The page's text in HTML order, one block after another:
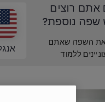
אתם רוצים
שפה נוספת?
את השפה שאתם
ללמוד